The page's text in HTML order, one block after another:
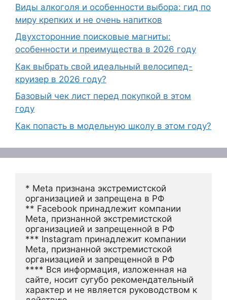
Виды алкоголя и особенности выбора: гид по
миру крепких и не очень напитков
Двухсторонние поисковые магниты:
особенности и преимущества в 2026 году
Как выбрать свой идеальный велосипед-
круизер в 2026 году?
Базовый чек лист перед покупкой в этом
году
Как попасть в модельную школу в этом году?
* Meta признана экстремистской
организацией и запрещена в РФ
** Facebook принадлежит компании
Meta, признанной экстремистской
организацией и запрещенной в РФ
*** Instagram принадлежит компании
Meta, признанной экстремистской
организацией и запрещенной в РФ
**** Вся информация, изложенная на
сайте, носит сугубо рекомендательный
характер и не является руководством к